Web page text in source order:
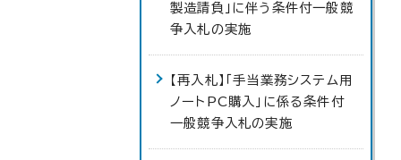
製造請負」に伴う条件付一般競
争入札の実施
【再入札】「手当業務システム用
ノートPC購入」に係る条件付
一般競争入札の実施